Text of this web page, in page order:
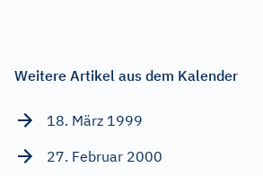
Weitere Artikel aus dem Kalender
18. März 1999
27. Februar 2000